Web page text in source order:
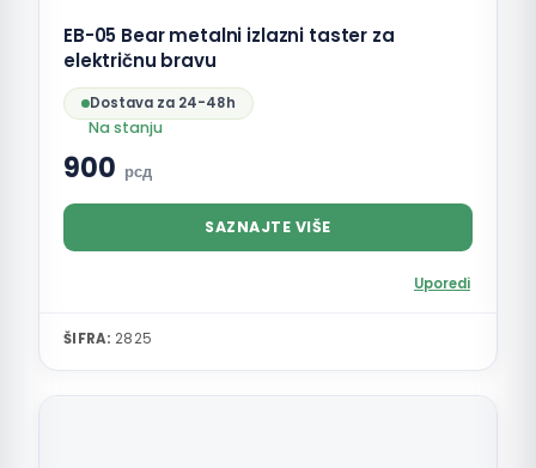
EB-05 Bear metalni izlazni taster za
električnu bravu
Dostava za 24-48h
Na stanju
900 рсд
SAZNAJTE VIŠE
Uporedi
ŠIFRA: 2825